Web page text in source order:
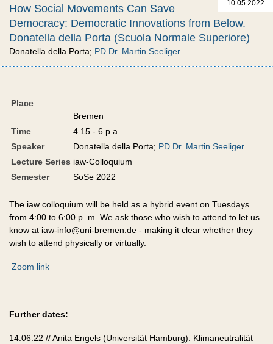
10.05.2022
How Social Movements Can Save
Democracy: Democratic Innovations from Below.
Donatella della Porta (Scuola Normale Superiore)
Donatella della Porta; PD Dr. Martin Seeliger
Place
Bremen
Time
4.15 - 6 p.a.
Speaker
Donatella della Porta; PD Dr. Martin Seeliger
Lecture Series iaw-Colloquium
Semester
SoSe 2022
The iaw colloquium will be held as a hybrid event on Tuesdays
from 4:00 to 6:00 p. m. We ask those who wish to attend to let us
know at iaw-info@uni-bremen.de - making it clear whether they
wish to attend physically or virtually.
Zoom link
Further dates:
14.06.22 // Anita Engels (Universität Hamburg): Klimaneutralität